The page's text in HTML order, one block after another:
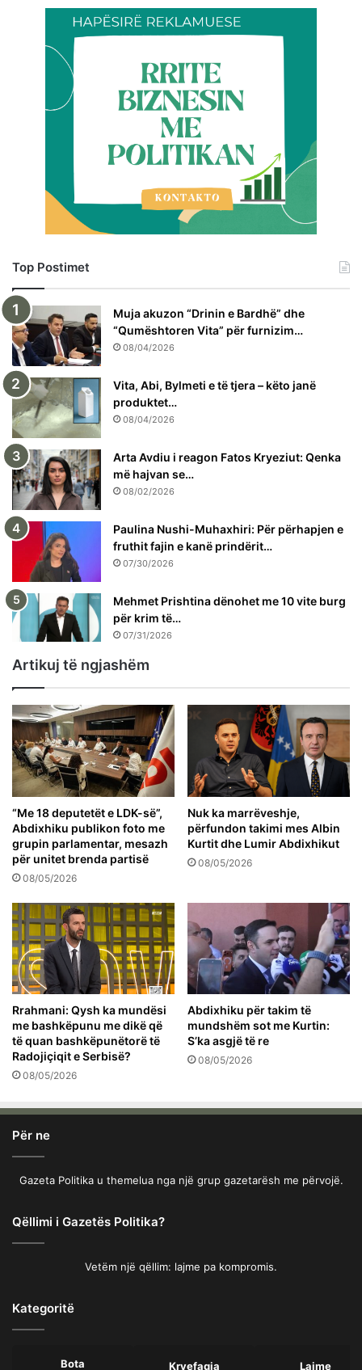
Top Postimet
Muja akuzon “Drinin e Bardhë” dhe
“Qumështoren Vita” për furnizim…
08/04/2026
Vita, Abi, Bylmeti e të tjera – këto janë
produktet…
08/04/2026
Arta Avdiu i reagon Fatos Kryeziut: Qenka
më hajvan se…
08/02/2026
Paulina Nushi-Muhaxhiri: Për përhapjen e
fruthit fajin e kanë prindërit…
07/30/2026
Mehmet Prishtina dënohet me 10 vite burg
për krim të…
07/31/2026
Artikuj të ngjashëm
“Me 18 deputetët e LDK-së”,
Abdixhiku publikon foto me
grupin parlamentar, mesazh
për unitet brenda partisë
08/05/2026
Nuk ka marrëveshje,
përfundon takimi mes Albin
Kurtit dhe Lumir Abdixhikut
08/05/2026
Rrahmani: Qysh ka mundësi
me bashkëpunu me dikë që
të quan bashkëpunëtorë të
Radojiçiqit e Serbisë?
08/05/2026
Abdixhiku për takim të
mundshëm sot me Kurtin:
S’ka asgjë të re
08/05/2026
Për ne
Gazeta Politika u themelua nga një grup gazetarësh me përvojë.
Qëllimi i Gazetës Politika?
Vetëm një qëllim: lajme pa kompromis.
Kategoritë
Bota Kryefaqja Lajme